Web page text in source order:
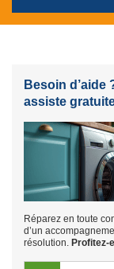
Besoin
assiste
Réparez en toute
d’un
résolution. Profitez-